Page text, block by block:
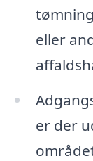
eller
er der